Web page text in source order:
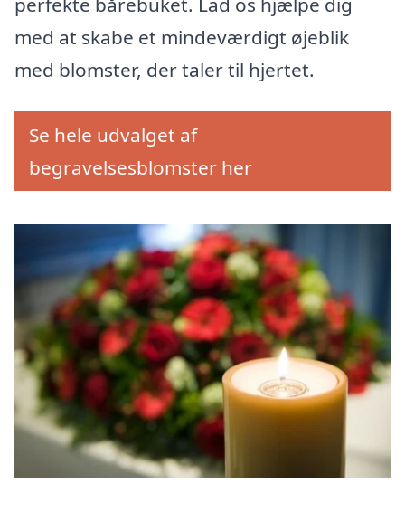
med at skabe et mindeværdigt øjeblik
med blomster, der taler til hjertet.
Se hele udvalget af
begravelsesblomster her